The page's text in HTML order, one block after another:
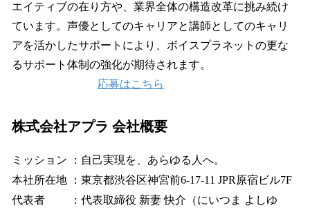
エイティブの在り方や、業界全体の構造改革に挑み続け
ています。声優としてのキャリアと講師としてのキャリ
アを活かしたサポートにより、ボイスプラネットの更な
るサポート体制の強化が期待されます。
応募はこちら
株式会社アプラ 会社概要
ミッション ：自己実現を、あらゆる人へ。
本社所在地 ：東京都渋谷区神宮前6-17-11 JPR原宿ビル7F
代表者 ：代表取締役 新妻 快介（にいつま よしゆ